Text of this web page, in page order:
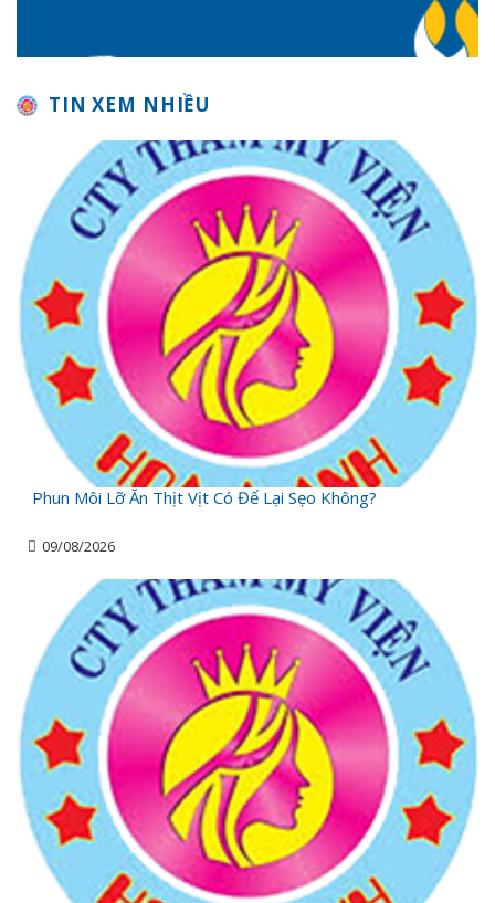
TIN XEM NHIỀU
Phun Môi Lỡ Ăn Thịt Vịt Có Để Lại Sẹo Không?
09/08/2026